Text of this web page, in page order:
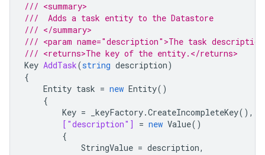
/// <summary>
///  Adds a task entity to the Datastore
/// </summary>
/// <param name="description">The task
/// <returns>The key of the entity.</returns>
Key AddTask(string description)
{
Entity task = new Entity()
{
Key = _keyFactory.CreateIncompleteKey(),
["description"]
= new Value()
{
StringValue = description,